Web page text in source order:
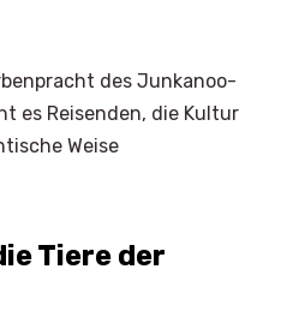
des Junkanoo-
es Reisenden, die Kultur
Weise
Tiere der